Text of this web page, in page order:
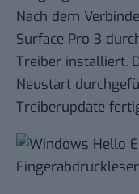
Nach dem
Surface Pro 3
Treiber installiert.
Neustart
Treiberupdate